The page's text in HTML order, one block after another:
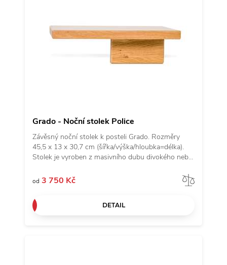
Grado - Noční stolek Police
Závěsný noční stolek k posteli Grado. Rozměry
45,5 x 13 x 30,7 cm (šířka/výška/hloubka=délka).
Stolek je vyroben z masivního dubu divokého nebo
i levou variantu.
od 3 750 Kč
DETAIL